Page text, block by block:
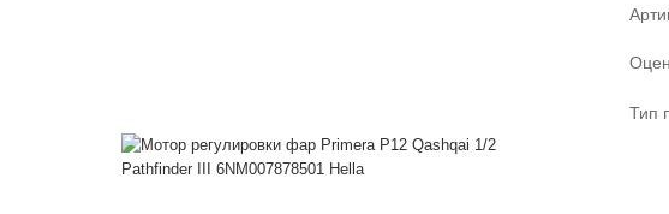
Тип